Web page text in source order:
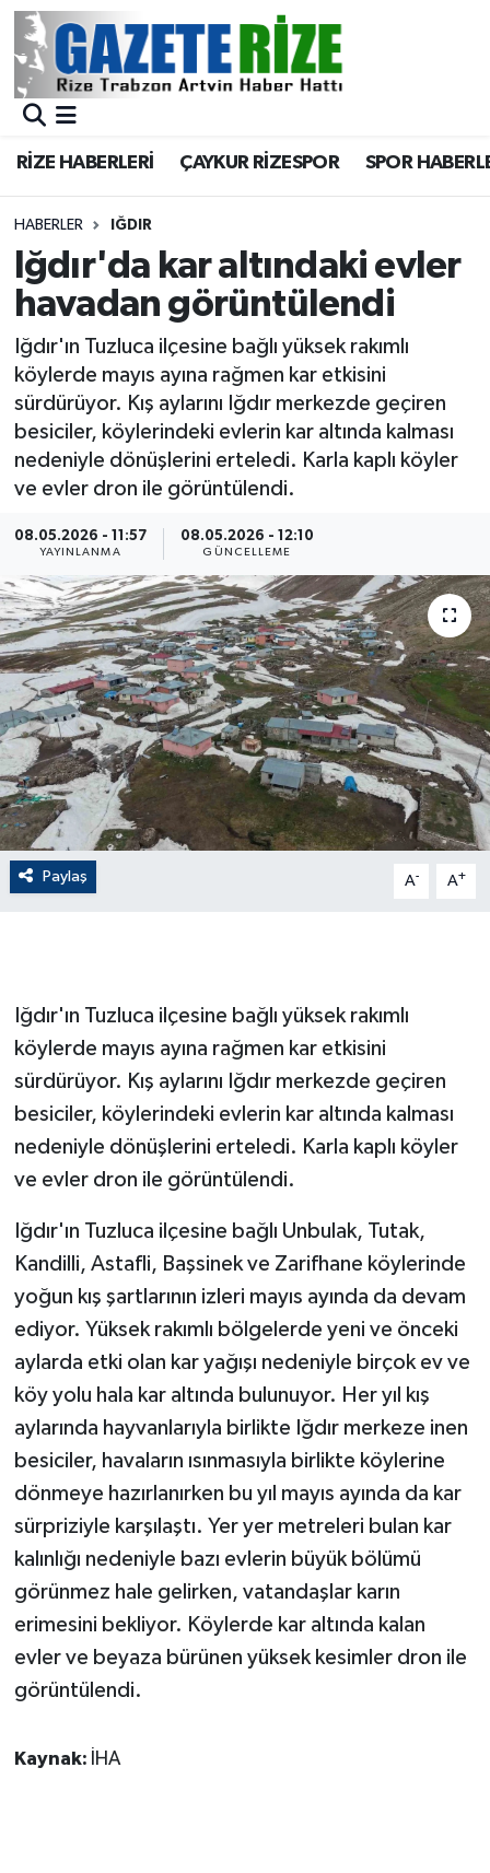
RİZE HABERLERİ ÇAYKUR RİZESPOR SPOR
HABERLER IĞDIR
Iğdır'da kar altındaki evler
havadan görüntülendi
Iğdır'ın Tuzluca ilçesine bağlı yüksek rakımlı
köylerde mayıs ayına rağmen kar etkisini
sürdürüyor. Kış aylarını Iğdır merkezde geçiren
besiciler, köylerindeki evlerin kar altında kalması
nedeniyle dönüşlerini erteledi. Karla kaplı köyler
ve evler dron ile görüntülendi.
08.05.2026 - 11:57
YAYINLANMA
08.05.2026 - 12:10
GÜNCELLEME
Paylaş A- A+
Iğdır'ın Tuzluca ilçesine bağlı yüksek rakımlı
köylerde mayıs ayına rağmen kar etkisini
sürdürüyor. Kış aylarını Iğdır merkezde geçiren
besiciler, köylerindeki evlerin kar altında kalması
nedeniyle dönüşlerini erteledi. Karla kaplı köyler
ve evler dron ile görüntülendi.
Iğdır'ın Tuzluca ilçesine bağlı Unbulak, Tutak,
Kandilli, Astafli, Başsinek ve Zarifhane köylerinde
yoğun kış şartlarının izleri mayıs ayında da devam
ediyor. Yüksek rakımlı bölgelerde yeni ve önceki
aylarda etki olan kar yağışı nedeniyle birçok ev ve
köy yolu hala kar altında bulunuyor. Her yıl kış
aylarında hayvanlarıyla birlikte Iğdır merkeze inen
besiciler, havaların ısınmasıyla birlikte köylerine
dönmeye hazırlanırken bu yıl mayıs ayında da kar
sürpriziyle karşılaştı. Yer yer metreleri bulan kar
kalınlığı nedeniyle bazı evlerin büyük bölümü
görünmez hale gelirken, vatandaşlar karın
erimesini bekliyor. Köylerde kar altında kalan
evler ve beyaza bürünen yüksek kesimler dron ile
görüntülendi.
Kaynak: İHA
BÖLGEMİZ
Asayiş
Rize Jandarma Komutanlığı
Bilim Teknoloji
Advertising news
Canlı Maç
ÇEVRE
Dış Haberler
Dünya
EĞİTİM
EKONOMİ
English News
Finans
GÜNDEM
Güvenlik
İNSAN
İş Dünyası
Jandarma
Kadın
KÜLTÜR SANAT
MAGAZİN
Otomobil
Sağlık
SİYASET
Merkez Nöbetçi Eczaneler
Merkez Trafik Yoğunluk Haritası
Süper Lig Puan Durumu ve Fikstür
Tüm Manşetler
Son Dakika Haberleri
Haber Arşivi